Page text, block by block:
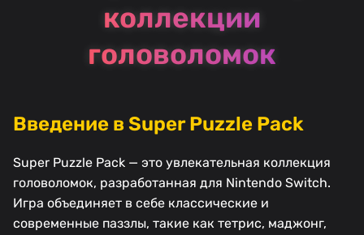
коллекции
головоломок
Введение в Super Puzzle Pack
Super Puzzle Pack — это увлекательная коллекция
головоломок, разработанная для Nintendo Switch.
Игра объединяет в себе классические и
современные паззлы, такие как тетрис, маджонг,